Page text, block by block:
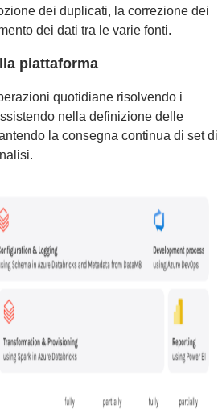
dei duplicati, la correzione dei
dei dati tra le varie fonti.
piattaforma
quotidiane risolvendo i
nella definizione delle
la consegna continua di set di